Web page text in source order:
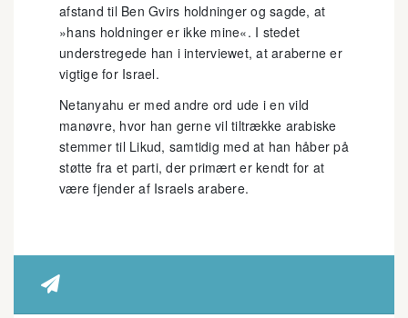
afstand til Ben Gvirs holdninger og sagde, at
»hans holdninger er ikke mine«. I stedet
understregede han i interviewet, at araberne er
vigtige for Israel.
Netanyahu er med andre ord ude i en vild
manøvre, hvor han gerne vil tiltrække arabiske
stemmer til Likud, samtidig med at han håber på
støtte fra et parti, der primært er kendt for at
være fjender af Israels arabere.
